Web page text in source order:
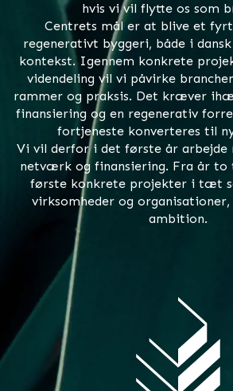
hvis vi vil flytte os som
Centrets mål er at blive et
regenerativt byggeri, både i
kontekst. Igennem konkrete
videndeling vil vi påvirke
rammer og praksis. Det kræver
finansiering og en regenerativ
fortjeneste konverteres til
Vi vil derfor i det første år arbejde
netværk og finansiering. Fra år to
første konkrete projekter i tæt
virksomheder og organisationer,
ambition.